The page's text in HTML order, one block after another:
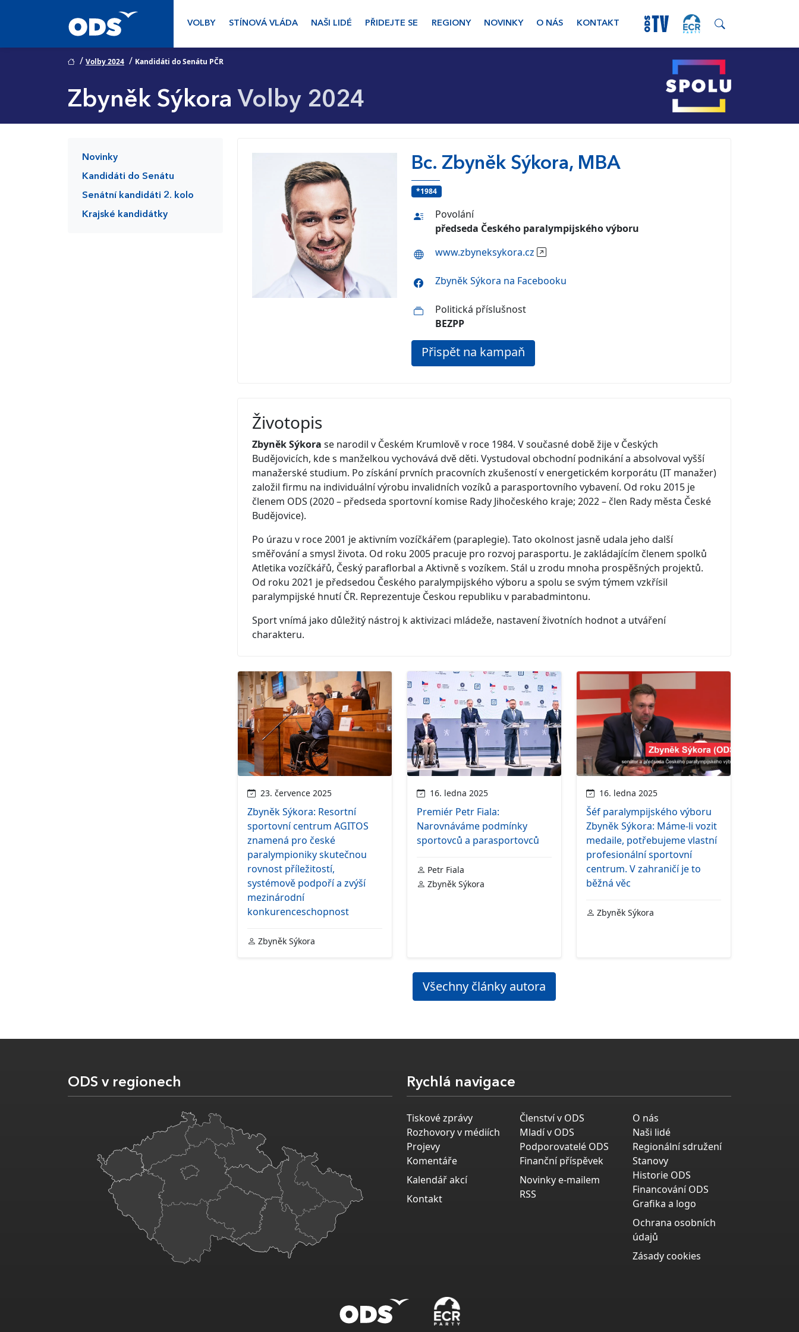
VOLBY STÍNOVÁ VLÁDA NAŠI LIDÉ PŘIDEJTE SE REGIONY NOVINKY O NÁS KONTAKT
/ Volby 2024 / Kandidáti do Senátu PČR
Zbyněk Sýkora Volby 2024
Novinky
Kandidáti do Senátu
Senátní kandidáti 2. kolo
Krajské kandidátky
Bc. Zbyněk Sýkora, MBA
*1984
Povolání
předseda Českého paralympijského výboru
www.zbyneksykora.cz
Zbyněk Sýkora na Facebooku
Politická příslušnost
BEZPP
Přispět na kampaň
Životopis
Zbyněk Sýkora se narodil v Českém Krumlově v roce 1984. V současné době žije v Českých
Budějovicích, kde s manželkou vychovává dvě děti. Vystudoval obchodní podnikání a absolvoval vyšší
manažerské studium. Po získání prvních pracovních zkušeností v energetickém korporátu (IT manažer)
založil firmu na individuální výrobu invalidních vozíků a parasportovního vybavení. Od roku 2015 je
členem ODS (2020 – předseda sportovní komise Rady Jihočeského kraje; 2022 – člen Rady města České
Budějovice).
Po úrazu v roce 2001 je aktivním vozíčkářem (paraplegie). Tato okolnost jasně udala jeho další
směřování a smysl života. Od roku 2005 pracuje pro rozvoj parasportu. Je zakládajícím členem spolků
Atletika vozíčkářů, Český paraflorbal a Aktivně s vozíkem. Stál u zrodu mnoha prospěšných projektů.
Od roku 2021 je předsedou Českého paralympijského výboru a spolu se svým týmem vzkřísil
paralympijské hnutí ČR. Reprezentuje Českou republiku v parabadmintonu.
Sport vnímá jako důležitý nástroj k aktivizaci mládeže, nastavení životních hodnot a utváření
charakteru.
23. července 2025
Zbyněk Sýkora: Resortní
sportovní centrum AGITOS
znamená pro české
paralympioniky skutečnou
rovnost příležitostí,
systémově podpoří a zvýší
mezinárodní
konkurenceschopnost
Zbyněk Sýkora
16. ledna 2025
Premiér Petr Fiala:
Narovnáváme podmínky
sportovců a parasportovců
Petr Fiala
Zbyněk Sýkora
16. ledna 2025
Šéf paralympijského výboru
Zbyněk Sýkora: Máme-li vozit
medaile, potřebujeme vlastní
profesionální sportovní
centrum. V zahraničí je to
běžná věc
Zbyněk Sýkora
Všechny články autora
ODS v regionech Rychlá navigace
Tiskové zprávy
Rozhovory v médiích
Projevy
Komentáře
Kalendář akcí
Kontakt
Členství v ODS
Mladí v ODS
Podporovatelé ODS
Finanční příspěvek
Novinky e-mailem
RSS
O nás
Naši lidé
Regionální sdružení
Stanovy
Historie ODS
Financování ODS
Grafika a logo
Ochrana osobních
údajů
Zásady cookies